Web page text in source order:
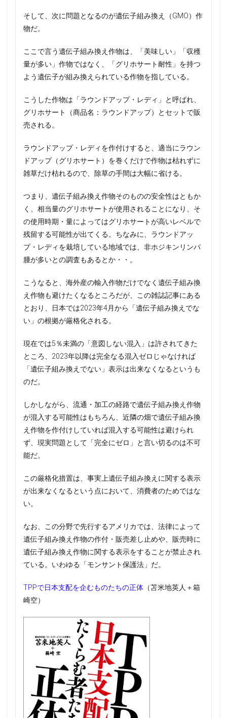
そして、次に問題となるのが遺伝子組み換え（GMO）作
物だ。
ここで言う遺伝子組み換え作物は、「美味しい」「収穫
量が多い」作物ではなく、「グリホサート耐性」を持つ
よう遺伝子が組み換えられている作物を指している。
こうした作物は「ラウンドアップ・レディ」と呼ばれ、
グリホサート（商品名：ラウンドアップ）とセットで販
売される。
ラウンドアップ・レディを作付けすると、適当にラウン
ドアップ（グリホサート）を巻くだけで作物は枯れずに
雑草だけ枯れるので、除草の手間は大幅に省ける。
つまり、遺伝子組み換え作物そのものの安全性はともか
く、相当量のグリホサートが使用されることになり、そ
の使用時期・量によってはグリホサートが高いレベルで
残留する可能性が出てくる。ちなみに、ラウンドアッ
プ・レディを栽培している地域では、非ホジキンリンパ
腫が多いとの調査もあるとか・・。
こうなると、海外産の輸入作物だけでなく遺伝子組み換
え作物も避けたくなるところだが、この雑誌記事にある
とおり、日本では2023年4月から「遺伝子組み換えでな
い」の根拠が厳格化される。
現在では5％未満の「意図しない混入」は許されてきた
ところ、2023年以降は完全なる混入ゼロじゃなければ
「遺伝子組み換えでない」表示は出来なくなるというも
のだ。
しかしながら、流通・加工の経路で遺伝子組み換え作物
が混入する可能性はもちろん、近隣の畑で遺伝子組み換
え作物を作付けしていれば混入する可能性は避けられ
ず、現実問題として「完全にゼロ」と言い切るのは不可
能だ。
この厳格化措置は、事実上遺伝子組み換えに関する表示
が出来なくなるという点において、消費者のためではな
い。
なお、この分野で先行するアメリカでは、法律によって
遺伝子組み換え作物の作付・販売差し止めや、販売時に
遺伝子組み換え作物に関する表示をすることが禁止され
ている。いわゆる「モンサント保護法」だ。
TPPで日本支配を企むものたちの正体 （苫米地英人＋箱
崎空）